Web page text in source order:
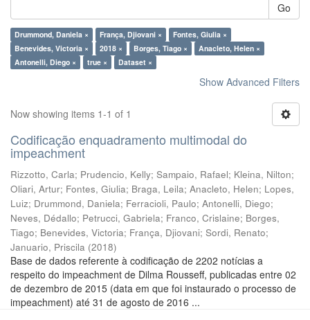
Go
Drummond, Daniela × França, Djiovani ×
Fontes, Giulia ×
Benevides, Victoria ×
2018 × Borges, Tiago ×
Anacleto, Helen ×
Antonelli, Diego ×
true × Dataset ×
Show Advanced Filters
Now showing items 1-1 of 1
Codificação enquadramento multimodal do
impeachment
Rizzotto, Carla; Prudencio, Kelly; Sampaio, Rafael; Kleina, Nilton;
Oliari, Artur; Fontes, Giulia; Braga, Leila; Anacleto, Helen; Lopes,
Luiz; Drummond, Daniela; Ferracioli, Paulo; Antonelli, Diego;
Neves, Dédallo; Petrucci, Gabriela; Franco, Crislaine; Borges,
Tiago; Benevides, Victoria; França, Djiovani; Sordi, Renato;
Januario, Priscila (2018)
Base de dados referente à codificação de 2202 notícias a
respeito do impeachment de Dilma Rousseff, publicadas entre 02
de dezembro de 2015 (data em que foi instaurado o processo de
impeachment) até 31 de agosto de 2016 ...